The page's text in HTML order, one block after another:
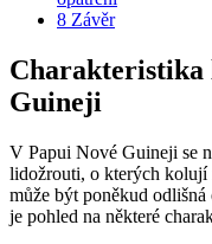
8 Závěr
Charakteristika
Guineji
V Papui Nové Guineji se⁣
lidožrouti, o kterých kolují
může být poněkud
je pohled na některé